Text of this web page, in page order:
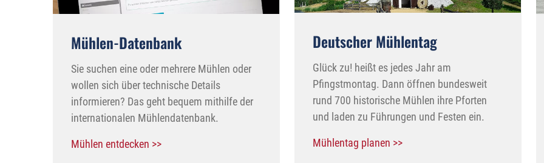
Mühlen-Datenbank
Sie suchen eine oder mehrere Mühlen oder
wollen sich über technische Details
informieren? Das geht bequem mithilfe der
internationalen Mühlendatenbank.
Mühlen entdecken >>
Deutscher Mühlentag
Glück zu! heißt es jedes Jahr am
Pfingstmontag. Dann öffnen bundesweit
rund 700 historische Mühlen ihre Pforten
und laden zu Führungen und Festen ein.
Mühlentag planen >>